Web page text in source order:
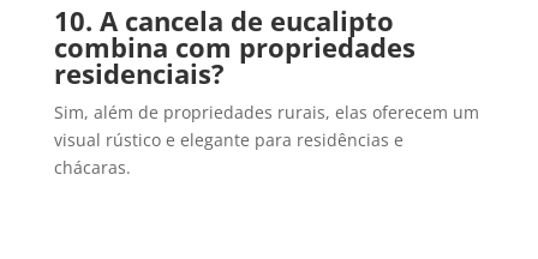
10. A cancela de eucalipto
combina com propriedades
residenciais?
Sim, além de propriedades rurais, elas oferecem um
visual rústico e elegante para residências e
chácaras.